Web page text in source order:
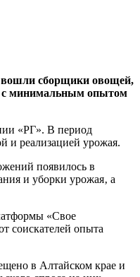
вошли сборщики овощей,
с минимальным опытом
«РГ». В период
и реализацией урожая.
появилось в
и уборки урожая‚ а
«Свое
соискателей опыта
в Алтайском крае и